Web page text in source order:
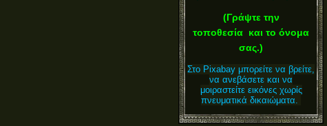
(Γράψτε την
τοποθεσία και το όνομα
σας.)
Στο Pixabay μπορείτε να βρείτε,
να ανεβάσετε και να
μοιραστείτε εικόνες χωρίς
πνευματικά δικαιώματα.